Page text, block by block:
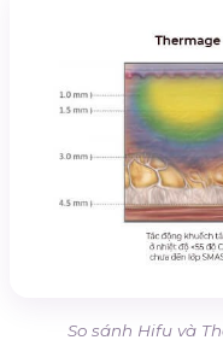
So sánh Hifu và